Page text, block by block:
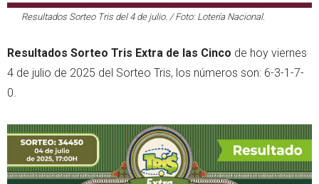
Resultados Sorteo Tris del 4 de julio. / Foto: Lotería Nacional.
Resultados Sorteo Tris Extra de las Cinco de hoy viernes
4 de julio de 2025 del Sorteo Tris, los números son: 6-3-1-7-
0.